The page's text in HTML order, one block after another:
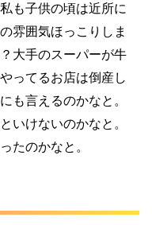
も子供の頃は近所に
雰囲気ほっこりしま
大手のスーパーが牛
ってるお店は倒産し
も言えるのかなと。
いけないのかなと。
たのかなと。